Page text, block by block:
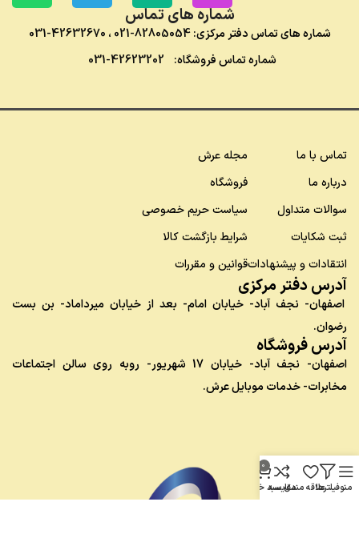
شماره های تماس
شماره های تماس دفتر مرکزی:82805054-021 ، 42632670-031
شماره تماس فروشگاه: 42623202-031
تماس با ما
درباره ما
سوالات متداول
ثبت شکایات
انتقادات و پیشنهادات
مجله عرش
فروشگاه
سیاست حریم خصوصی
شرایط بازگشت کالا
قوانین و مقررات
آدرس دفتر مرکزی
اصفهان- نجف آباد- خیابان امام- بعد از خیابان میرداماد- بن بست
رضوان.
آدرس فروشگاه
اصفهان- نجف آباد- خیابان 17 شهریور- روبه روی سالن اجتماعات
مخابرات- خدمات موبایل عرش.
منوفیلترهاعلاقه مندیمقایسه
0
سبد خرید